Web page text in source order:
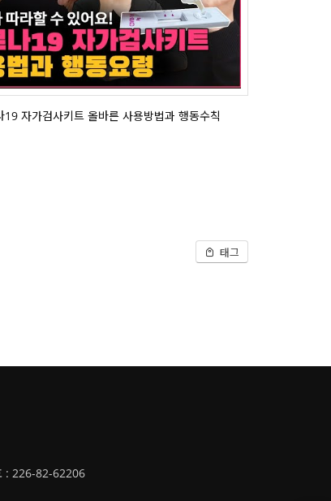
19 자가검사키트 올바른 사용방법과 행동수칙
태그
: 226-82-62206